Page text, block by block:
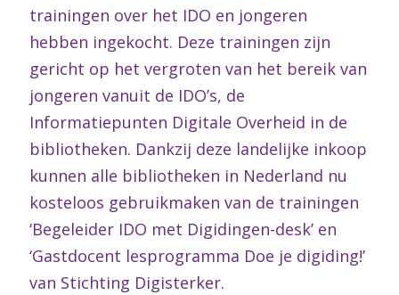
trainingen over het IDO en jongeren
hebben ingekocht. Deze trainingen zijn
gericht op het vergroten van het bereik van
jongeren vanuit de IDO’s, de
Informatiepunten Digitale Overheid in de
bibliotheken. Dankzij deze landelijke inkoop
kunnen alle bibliotheken in Nederland nu
kosteloos gebruikmaken van de trainingen
‘Begeleider IDO met Digidingen-desk’ en
‘Gastdocent lesprogramma Doe je digiding!’
van Stichting Digisterker.